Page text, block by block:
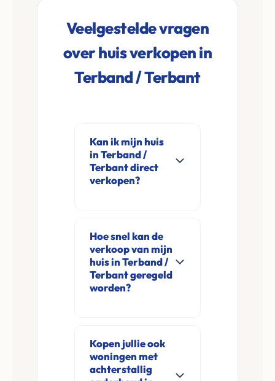
Veelgestelde vragen
over huis verkopen in
Terband / Terbant
Kan ik mijn huis
in Terband /
Terbant direct
verkopen?
direct aan in
Terband / Terbant en
omgeving. U
verkoopt
financieringsvoorbehoud
en zonder
makelaarskosten.
Hoe snel kan de
verkoop van mijn
huis in Terband /
Terbant geregeld
worden?
aanvraag en
eventuele korte
Kopen jullie ook
woningen met
achterstallig